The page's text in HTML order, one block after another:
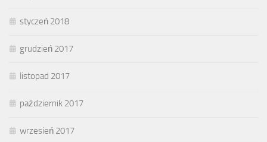
styczeń 2018
grudzień 2017
listopad 2017
październik 2017
wrzesień 2017